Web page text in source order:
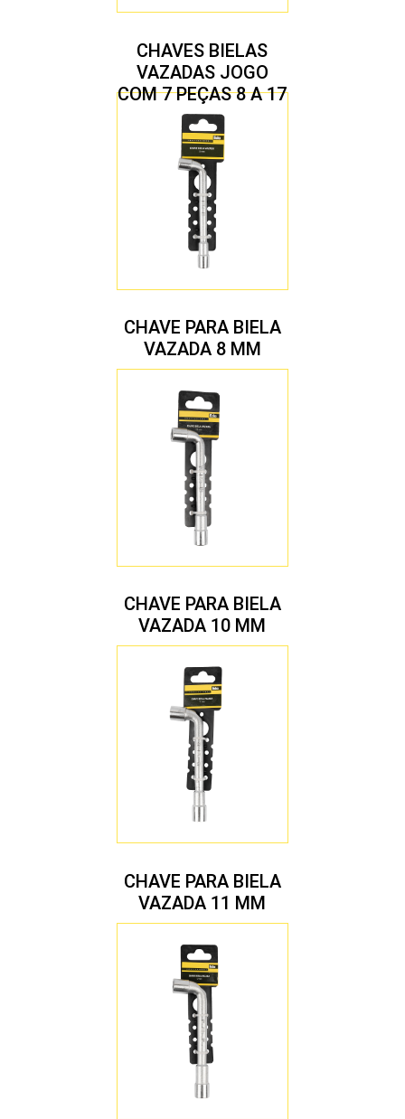
CHAVES BIELAS
VAZADAS JOGO
COM 7 PEÇAS 8 A 17
MM
CHAVE PARA BIELA
VAZADA 8 MM
CHAVE PARA BIELA
VAZADA 10 MM
CHAVE PARA BIELA
VAZADA 11 MM